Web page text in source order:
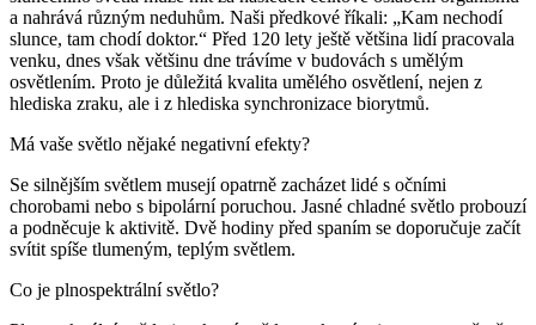
a nahrává různým neduhům. Naši předkové říkali: „Kam nechodí
slunce, tam chodí doktor.“ Před 120 lety ještě většina lidí pracovala
venku, dnes však většinu dne trávíme v budovách s umělým
osvětlením. Proto je důležitá kvalita umělého osvětlení, nejen z
hlediska zraku, ale i z hlediska synchronizace biorytmů.
Má vaše světlo nějaké negativní efekty?
Se silnějším světlem musejí opatrně zacházet lidé s očními
chorobami nebo s bipolární poruchou. Jasné chladné světlo probouzí
a podněcuje k aktivitě. Dvě hodiny před spaním se doporučuje začít
svítit spíše tlumeným, teplým světlem.
Co je plnospektrální světlo?